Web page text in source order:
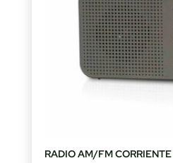
RADIO AM/FM